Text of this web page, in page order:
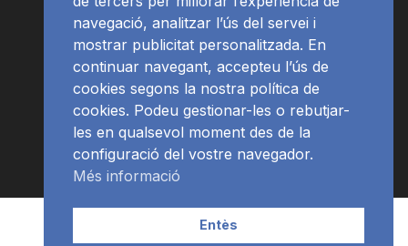
APP Programació
navegació, analitzar l’ús del servei i
mostrar publicitat personalitzada. En
continuar navegant, accepteu l’ús de
cookies segons la nostra política de
cookies. Podeu gestionar-les o rebutjar-
les en qualsevol moment des de la
configuració del vostre navegador.
Més informació
Entès